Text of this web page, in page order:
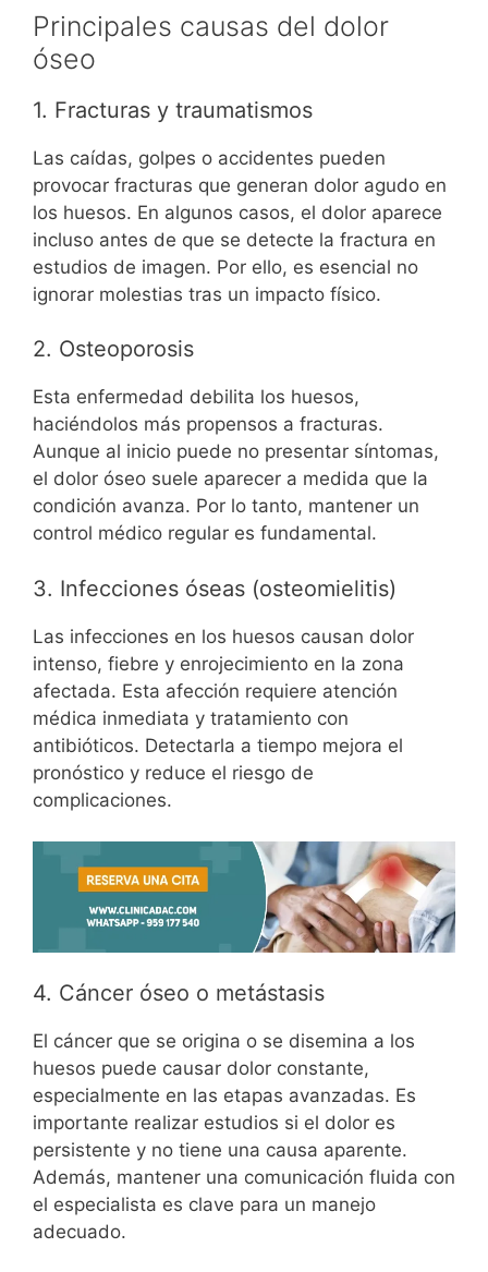
Principales causas del dolor
óseo
1. Fracturas y traumatismos
Las caídas, golpes o accidentes pueden
provocar fracturas que generan dolor agudo en
los huesos. En algunos casos, el dolor aparece
incluso antes de que se detecte la fractura en
estudios de imagen. Por ello, es esencial no
ignorar molestias tras un impacto físico.
2. Osteoporosis
Esta enfermedad debilita los huesos,
haciéndolos más propensos a fracturas.
Aunque al inicio puede no presentar síntomas,
el dolor óseo suele aparecer a medida que la
condición avanza. Por lo tanto, mantener un
control médico regular es fundamental.
3. Infecciones óseas (osteomielitis)
Las infecciones en los huesos causan dolor
intenso, fiebre y enrojecimiento en la zona
afectada. Esta afección requiere atención
médica inmediata y tratamiento con
antibióticos. Detectarla a tiempo mejora el
pronóstico y reduce el riesgo de
complicaciones.
4. Cáncer óseo o metástasis
El cáncer que se origina o se disemina a los
huesos puede causar dolor constante,
especialmente en las etapas avanzadas. Es
importante realizar estudios si el dolor es
persistente y no tiene una causa aparente.
Además, mantener una comunicación fluida con
el especialista es clave para un manejo
adecuado.